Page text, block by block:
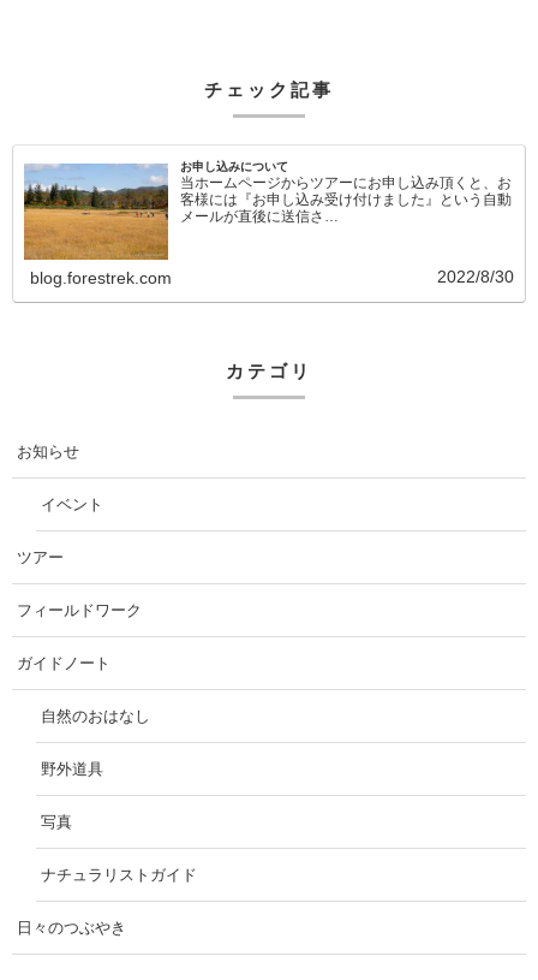
チェック記事
お申し込みについて
当ホームページからツアーにお申し込み頂くと、お
客様には『お申し込み受け付けました』という自動
メールが直後に送信さ…
blog.forestrek.com 2022/8/30
カテゴリ
お知らせ
イベント
ツアー
フィールドワーク
ガイドノート
自然のおはなし
野外道具
写真
ナチュラリストガイド
日々のつぶやき